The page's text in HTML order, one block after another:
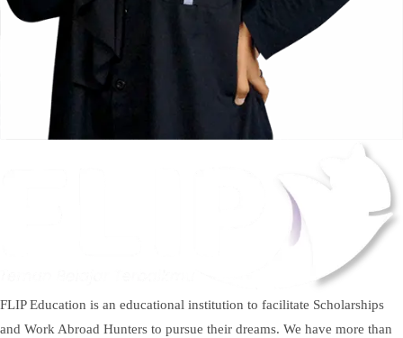
FLIP Education is an educational institution to facilitate Scholarships
and Work Abroad Hunters to pursue their dreams. We have more than